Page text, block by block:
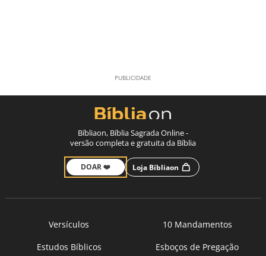
Bíbliaon, Bíblia Sagrada Online -
versão completa e gratuita da Bíblia
DOAR ❤️ Loja Bíbliaon
Versículos
10 Mandamentos
Estudos Bíblicos
Esboços de Pregação